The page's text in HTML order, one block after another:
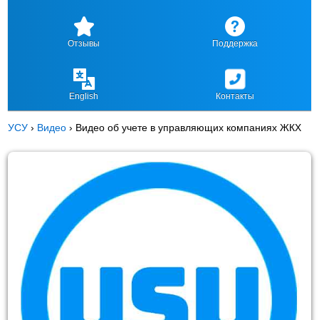
Отзывы Поддержка
English Контакты
УСУ › Видео › Видео об учете в управляющих компаниях ЖКХ